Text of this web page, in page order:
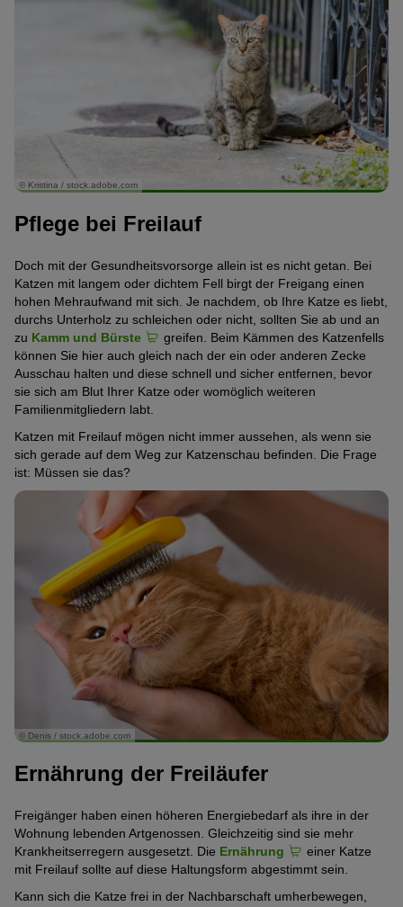
© Kristina / stock.adobe.com
Pflege bei Freilauf
Doch mit der Gesundheitsvorsorge allein ist es nicht getan. Bei
Katzen mit langem oder dichtem Fell birgt der Freigang einen
hohen Mehraufwand mit sich. Je nachdem, ob Ihre Katze es liebt,
durchs Unterholz zu schleichen oder nicht, sollten Sie ab und an
zu Kamm und Bürste
greifen. Beim Kämmen des Katzenfells
können Sie hier auch gleich nach der ein oder anderen Zecke
Ausschau halten und diese schnell und sicher entfernen, bevor
sie sich am Blut Ihrer Katze oder womöglich weiteren
Familienmitgliedern labt.
Katzen mit Freilauf mögen nicht immer aussehen, als wenn sie
sich gerade auf dem Weg zur Katzenschau befinden. Die Frage
ist: Müssen sie das?
© Denis / stock.adobe.com
Ernährung der Freiläufer
Freigänger haben einen höheren Energiebedarf als ihre in der
Wohnung lebenden Artgenossen. Gleichzeitig sind sie mehr
Krankheitserregern ausgesetzt. Die Ernährung
einer Katze
mit Freilauf sollte auf diese Haltungsform abgestimmt sein.
Kann sich die Katze frei in der Nachbarschaft umherbewegen,